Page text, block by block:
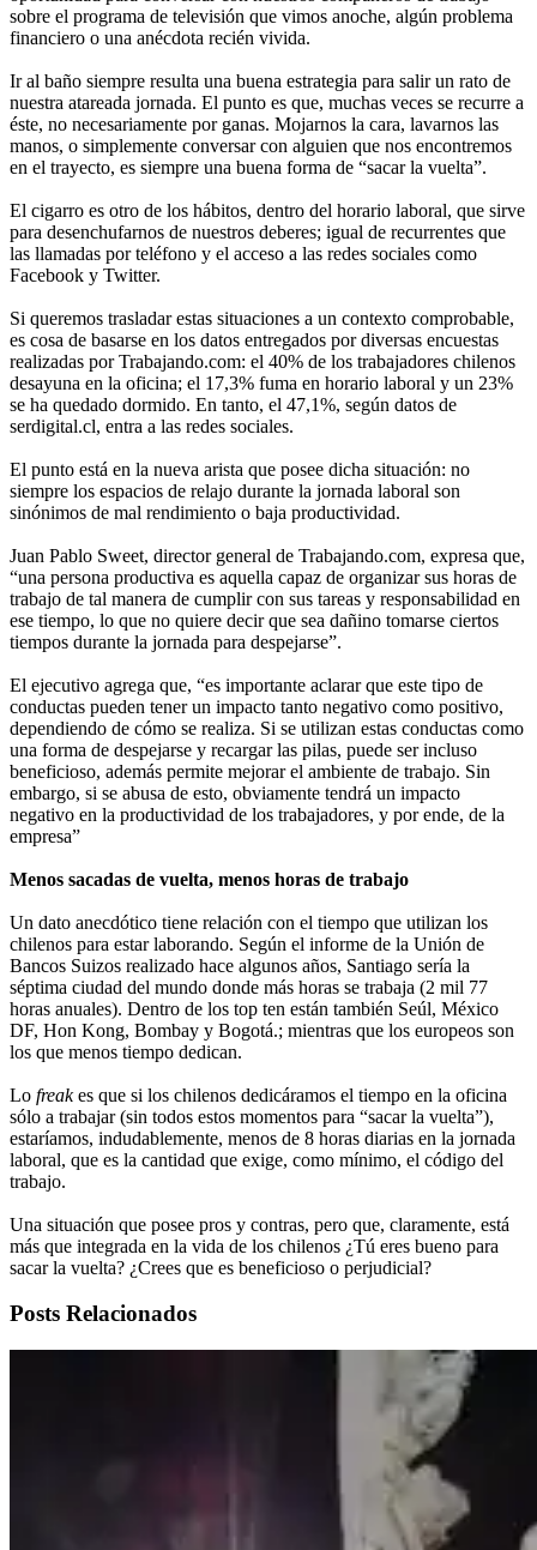
sobre el programa de televisión que vimos anoche, algún problema
financiero o una anécdota recién vivida.
Ir al baño siempre resulta una buena estrategia para salir un rato de
nuestra atareada jornada. El punto es que, muchas veces se recurre a
éste, no necesariamente por ganas. Mojarnos la cara, lavarnos las
manos, o simplemente conversar con alguien que nos encontremos
en el trayecto, es siempre una buena forma de “sacar la vuelta”.
El cigarro es otro de los hábitos, dentro del horario laboral, que sirve
para desenchufarnos de nuestros deberes; igual de recurrentes que
las llamadas por teléfono y el acceso a las redes sociales como
Facebook y Twitter.
Si queremos trasladar estas situaciones a un contexto comprobable,
es cosa de basarse en los datos entregados por diversas encuestas
realizadas por Trabajando.com: el 40% de los trabajadores chilenos
desayuna en la oficina; el 17,3% fuma en horario laboral y un 23%
se ha quedado dormido. En tanto, el 47,1%, según datos de
serdigital.cl, entra a las redes sociales.
El punto está en la nueva arista que posee dicha situación: no
siempre los espacios de relajo durante la jornada laboral son
sinónimos de mal rendimiento o baja productividad.
Juan Pablo Sweet, director general de Trabajando.com, expresa que,
“una persona productiva es aquella capaz de organizar sus horas de
trabajo de tal manera de cumplir con sus tareas y responsabilidad en
ese tiempo, lo que no quiere decir que sea dañino tomarse ciertos
tiempos durante la jornada para despejarse”.
El ejecutivo agrega que, “es importante aclarar que este tipo de
conductas pueden tener un impacto tanto negativo como positivo,
dependiendo de cómo se realiza. Si se utilizan estas conductas como
una forma de despejarse y recargar las pilas, puede ser incluso
beneficioso, además permite mejorar el ambiente de trabajo. Sin
embargo, si se abusa de esto, obviamente tendrá un impacto
negativo en la productividad de los trabajadores, y por ende, de la
empresa”
Menos sacadas de vuelta, menos horas de trabajo
Un dato anecdótico tiene relación con el tiempo que utilizan los
chilenos para estar laborando. Según el informe de la Unión de
Bancos Suizos realizado hace algunos años, Santiago sería la
séptima ciudad del mundo donde más horas se trabaja (2 mil 77
horas anuales). Dentro de los top ten están también Seúl, México
DF, Hon Kong, Bombay y Bogotá.; mientras que los europeos son
los que menos tiempo dedican.
Lo freakes que si los chilenos dedicáramos el tiempo en la oficina
sólo a trabajar (sin todos estos momentos para “sacar la vuelta”),
estaríamos, indudablemente, menos de 8 horas diarias en la jornada
laboral, que es la cantidad que exige, como mínimo, el código del
trabajo.
Una situación que posee pros y contras, pero que, claramente, está
más que integrada en la vida de los chilenos ¿Tú eres bueno para
sacar la vuelta? ¿Crees que es beneficioso o perjudicial?
Posts Relacionados